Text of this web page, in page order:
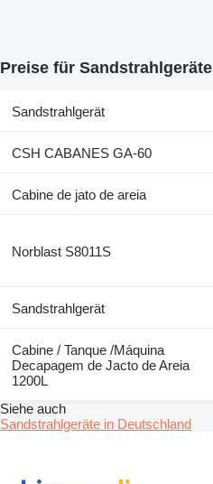
Preise für Sandstrahlgeräte
Sandstrahlgerät
CSH CABANES GA-60
Cabine de jato de areia
Norblast S8011S
Sandstrahlgerät
Cabine / Tanque /Máquina
Decapagem de Jacto de Areia
1200L
Siehe auch
Sandstrahlgeräte in Deutschland